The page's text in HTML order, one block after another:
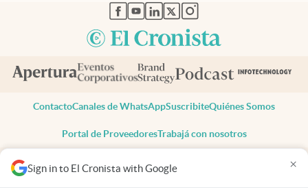
Sign in to El Cronista with Google ×
abre en nueva pestaña
abre en nueva pestaña
abre en nueva pestaña
abre en nueva pestaña
abre en nueva pestaña
ContactoCanales de WhatsAppSuscribiteQuiénes Somos
Portal de ProveedoresTrabajá con nosotros
Todos los derechos reservados